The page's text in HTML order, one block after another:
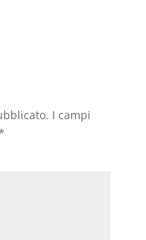
I campi